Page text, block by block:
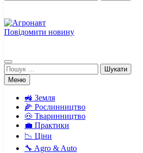
Повідомити новину
Пошук:
Меню
🚜 Земля
🌽 Рослинництво
🐽 Тваринництво
💼 Практики
📉 Ціни
🔧 Agro & Auto